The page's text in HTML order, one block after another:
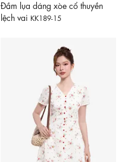
Đầm lụa dáng xòe cổ thuyền
lệch vai KK189-15